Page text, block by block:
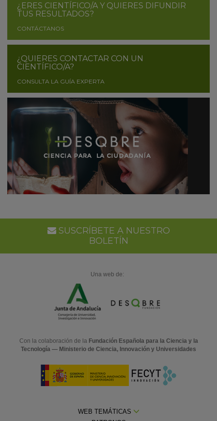
¿ERES CIENTÍFICO/A Y QUIERES DIFUNDIR
TUS RESULTADOS?
CONTÁCTANOS
¿QUIERES CONTACTAR CON UN
CIENTÍFICO/A?
CONSULTA LA GUÍA EXPERTA
SUSCRÍBETE A NUESTRO
BOLETÍN
Una web de:
Con la colaboración de la Fundación Española para la Ciencia y la
Tecnología — Ministerio de Ciencia, Innovación y Universidades
WEB TEMÁTICAS